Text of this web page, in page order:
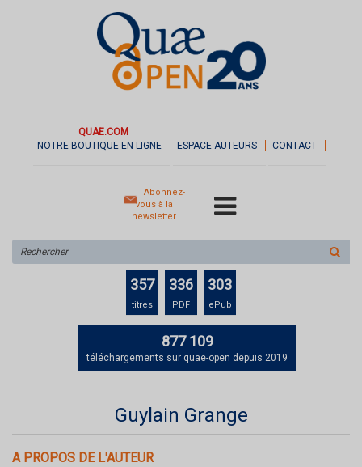
QUAE.COM
NOTRE BOUTIQUE EN LIGNE
ESPACE AUTEURS CONTACT
Abonnez-
vous à la
newsletter
sur
le
357
titres
336
PDF
303
ePub
877 109
téléchargements sur quae-open depuis 2019
Guylain Grange
A PROPOS DE L'AUTEUR